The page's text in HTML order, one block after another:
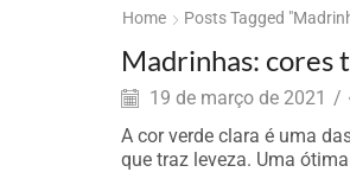
Home Posts Tagged
Madrinhas: cores
19 de março de 2021 /
A cor verde clara é uma
que traz leveza. Uma